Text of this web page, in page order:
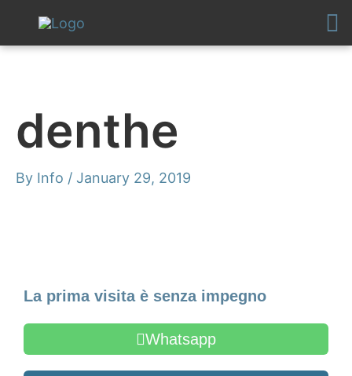
content
denthe
By Info / January 29, 2019
La prima visita è senza impegno
Whatsapp